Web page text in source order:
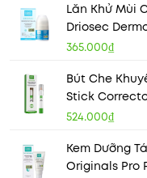
Lăn Khử Mùi
Driosec
365.000₫
Bút Che
Stick
524.000₫
Kem Dưỡng
Originals Pro